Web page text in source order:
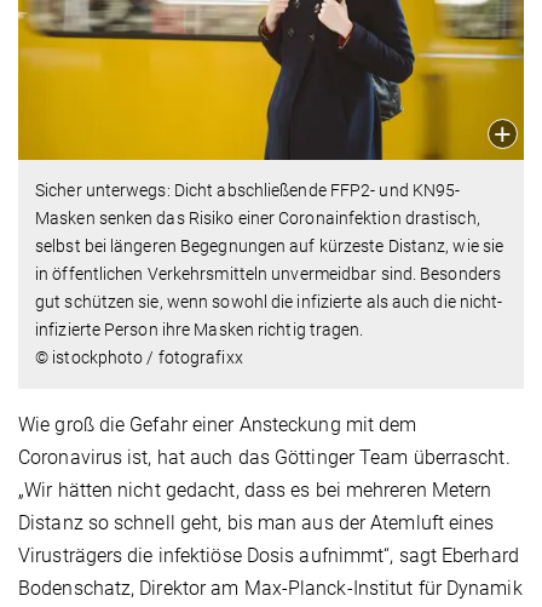
Sicher unterwegs: Dicht abschließende FFP2- und KN95-
Masken senken das Risiko einer Coronainfektion drastisch,
selbst bei längeren Begegnungen auf kürzeste Distanz, wie sie
in öffentlichen Verkehrsmitteln unvermeidbar sind. Besonders
gut schützen sie, wenn sowohl die infizierte als auch die nicht-
infizierte Person ihre Masken richtig tragen.
© istockphoto / fotografixx
Wie groß die Gefahr einer Ansteckung mit dem
Coronavirus ist, hat auch das Göttinger Team überrascht.
„Wir hätten nicht gedacht, dass es bei mehreren Metern
Distanz so schnell geht, bis man aus der Atemluft eines
Virusträgers die infektiöse Dosis aufnimmt“, sagt Eberhard
Bodenschatz, Direktor am Max-Planck-Institut für Dynamik